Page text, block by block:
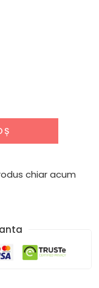
chiar acum